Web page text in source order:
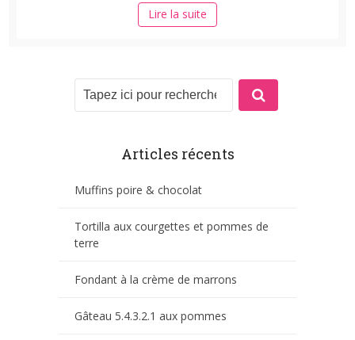
Lire la suite
Articles récents
Muffins poire & chocolat
Tortilla aux courgettes et pommes de
terre
Fondant à la crème de marrons
Gâteau 5.4.3.2.1 aux pommes